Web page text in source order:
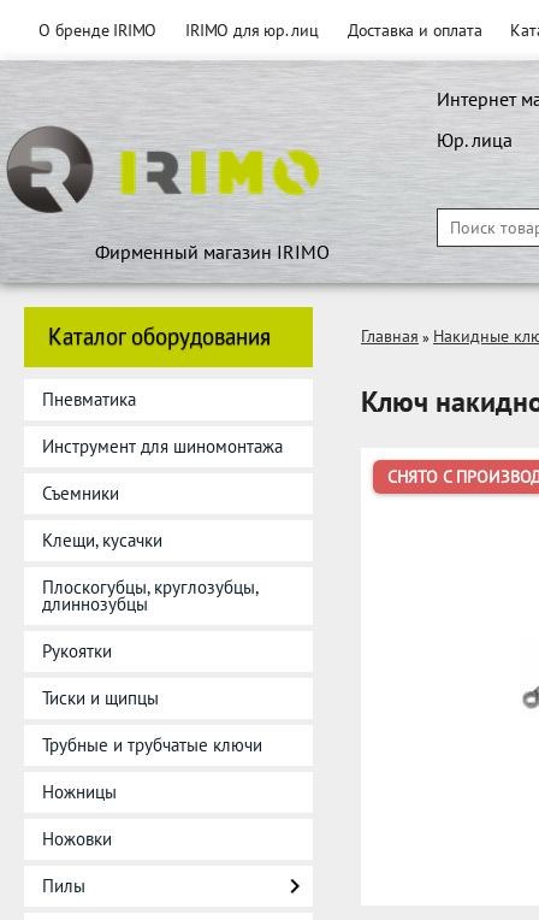
О бренде IRIMO IRIMO для юр. лиц Доставка и оплата
Фирменный магазин IRIMO
Интернет
Юр. лица
Каталог оборудования
Пневматика
Инструмент для шиномонтажа
Съемники
Клещи, кусачки
Плоскогубцы, круглозубцы,
длиннозубцы
Рукоятки
Тиски и щипцы
Трубные и трубчатые ключи
Ножницы
Ножовки
Пилы
Главная » Накидные
Ключ
СНЯТО С